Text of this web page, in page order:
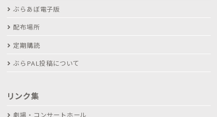
ぶらあぼ電子版
配布場所
定期購読
ぶらPAL投稿について
リンク集
劇場・コンサートホール